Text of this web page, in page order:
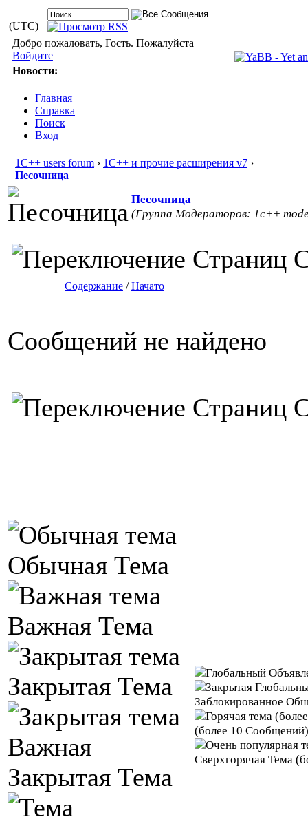
(UTC)
Добро пожаловать, Гость. Пожалуйста
Войдите
Новости:
Главная
Справка
Поиск
Вход
1С++ users forum › 1С++ и прочие расширения v7 ›
Песочница
Песочница
(Группа Модераторов: 1c++
Содержание /Начато
Сообщений не найдено
Обычная Тема
Важная Тема
Закрытая Тема
Важная
Закрытая Тема
Заблокированное
(более 10 Сообщений)
Сверхгорячая Тема